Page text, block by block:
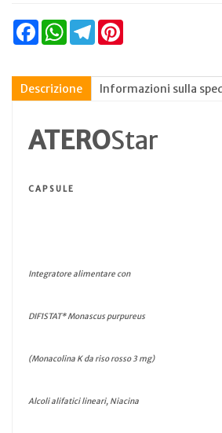
FacebookWhatsAppTelegram
Descrizione Informazioni sulla
ATEROStar
C A P S U L E
Integratore alimentare con
DIF1STAT* Monascus purpureus
(Monacolina K da riso rosso 3 mg)
Alcoli alifatici lineari, Niacina